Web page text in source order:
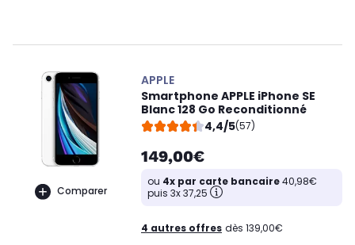
Comparer
APPLE
Smartphone APPLE iPhone SE
Blanc 128 Go Reconditionné
4,4/5(57)
149,00€
ou 4x par carte bancaire40,98€
puis 3x 37,25
4 autres offres dès 139,00€